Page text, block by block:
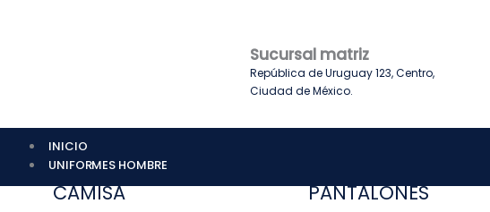
Sucursal matriz
República de Uruguay 123, Centro,
Ciudad de México.
INICIO
UNIFORMES HOMBRE
CAMISA PANTALONES